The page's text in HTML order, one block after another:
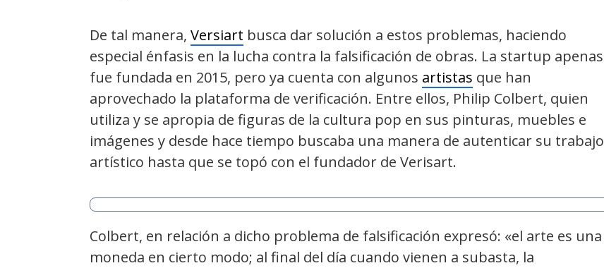
De tal manera, Versiart busca dar solución a estos problemas, haciendo
especial énfasis en la lucha contra la falsificación de obras. La startup apenas
fue fundada en 2015, pero ya cuenta con algunos artistas que han
aprovechado la plataforma de verificación. Entre ellos, Philip Colbert, quien
utiliza y se apropia de figuras de la cultura pop en sus pinturas, muebles e
imágenes y desde hace tiempo buscaba una manera de autenticar su trabajo
artístico hasta que se topó con el fundador de Verisart.
Colbert, en relación a dicho problema de falsificación expresó: «el arte es una
moneda en cierto modo; al final del día cuando vienen a subasta, la